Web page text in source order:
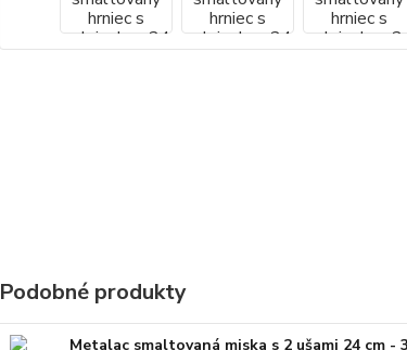
Podobné produkty
Metalac smaltovaná miska s 2 ušami 24 cm -